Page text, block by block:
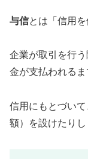
与信とは「信用を
企業が取引を行
金が支払われるま
信用にもとづい
額）を設けたりし